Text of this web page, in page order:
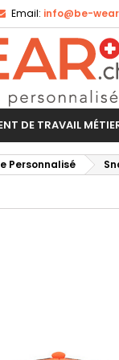
Email: info@be-
DE TRAVAIL
Personnalisé